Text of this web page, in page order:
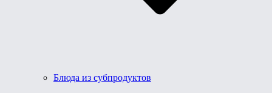
Блюда из субпродуктов